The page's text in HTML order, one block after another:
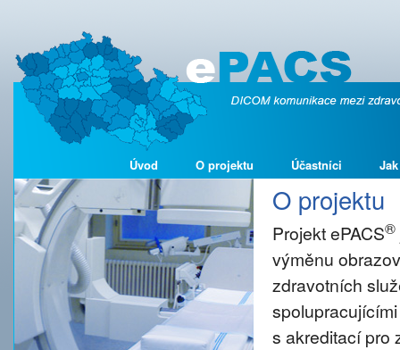
Úvod O projektu Účastníci
O projektu
Projekt ePACS®
výměnu
zdravotních
s akreditací pro